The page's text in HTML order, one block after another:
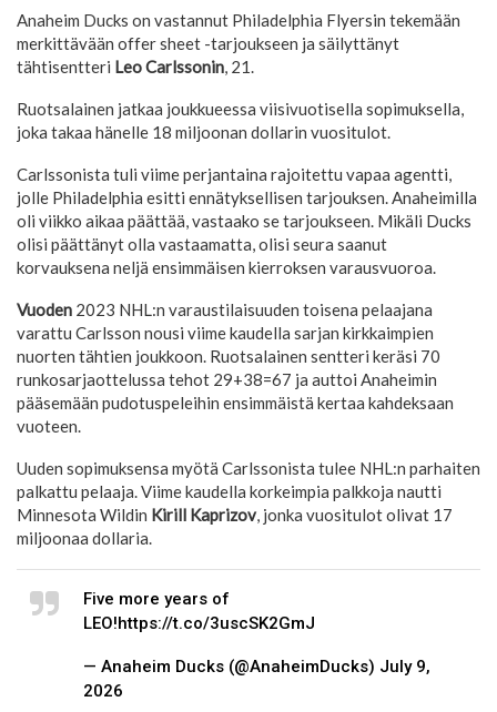
Anaheim Ducks on vastannut Philadelphia Flyersin tekemään
merkittävään offer sheet -tarjoukseen ja säilyttänyt
tähtisentteri Leo Carlssonin, 21.
Ruotsalainen jatkaa joukkueessa viisivuotisella sopimuksella,
joka takaa hänelle 18 miljoonan dollarin vuositulot.
Carlssonista tuli viime perjantaina rajoitettu vapaa agentti,
jolle Philadelphia esitti ennätyksellisen tarjouksen. Anaheimilla
oli viikko aikaa päättää, vastaako se tarjoukseen. Mikäli Ducks
olisi päättänyt olla vastaamatta, olisi seura saanut
korvauksena neljä ensimmäisen kierroksen varausvuoroa.
Vuoden 2023 NHL:n varaustilaisuuden toisena pelaajana
varattu Carlsson nousi viime kaudella sarjan kirkkaimpien
nuorten tähtien joukkoon. Ruotsalainen sentteri keräsi 70
runkosarjaottelussa tehot 29+38=67 ja auttoi Anaheimin
pääsemään pudotuspeleihin ensimmäistä kertaa kahdeksaan
vuoteen.
Uuden sopimuksensa myötä Carlssonista tulee NHL:n parhaiten
palkattu pelaaja. Viime kaudella korkeimpia palkkoja nautti
Minnesota Wildin Kirill Kaprizov, jonka vuositulot olivat 17
miljoonaa dollaria.
Five more years of
LEO!https://t.co/3uscSK2GmJ
— Anaheim Ducks (@AnaheimDucks) July 9,
2026